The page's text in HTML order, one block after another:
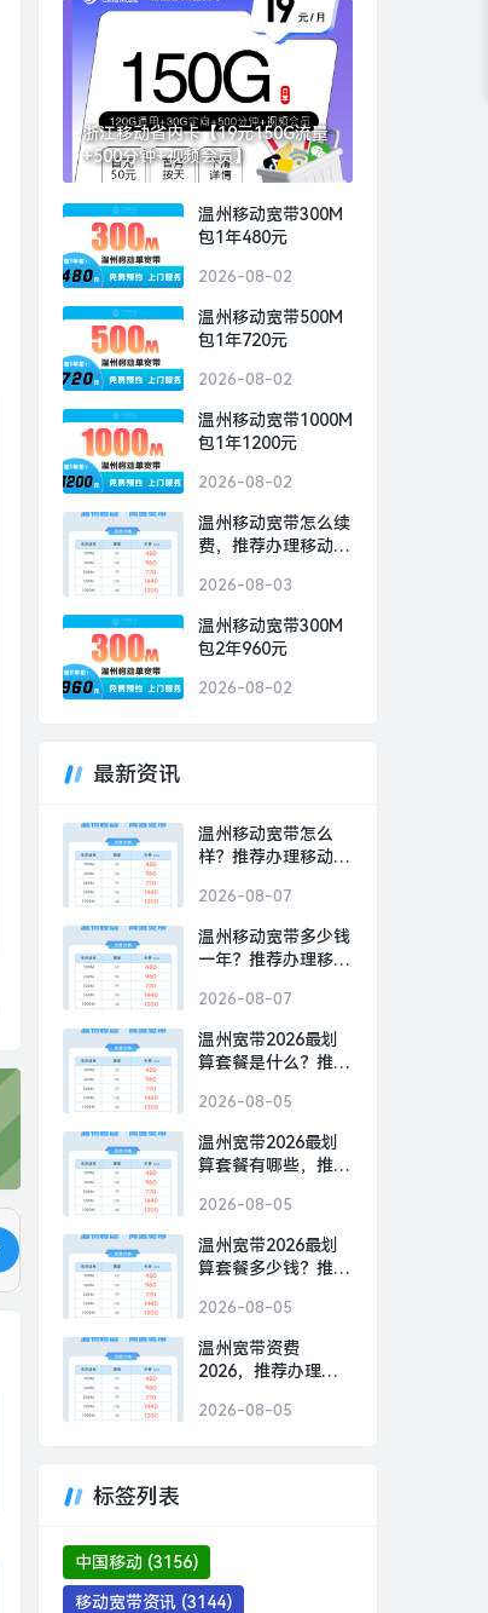
浙江移动省内卡【19元150G流量
+500分钟+视频会员】
温州移动宽带300M
包1年480元
2026-08-02
温州移动宽带500M
包1年720元
2026-08-02
温州移动宽带1000M
包1年1200元
2026-08-02
温州移动宽带怎么续
费，推荐办理移动
2026-08-03
温州移动宽带300M
包2年960元
2026-08-02
最新资讯
温州移动宽带怎么
样？推荐办理移动
2026-08-07
温州移动宽带多少钱
一年？推荐办理移动
2026-08-07
温州宽带2026最划
算套餐是什么？推荐
480元
2026-08-05
温州宽带2026最划
算套餐有哪些，推荐
480元
2026-08-05
温州宽带2026最划
算套餐多少钱？推荐
480元
2026-08-05
温州宽带资费
2026，推荐办理移
2026-08-05
标签列表
中国移动 (3156)
移动宽带资讯 (3144)